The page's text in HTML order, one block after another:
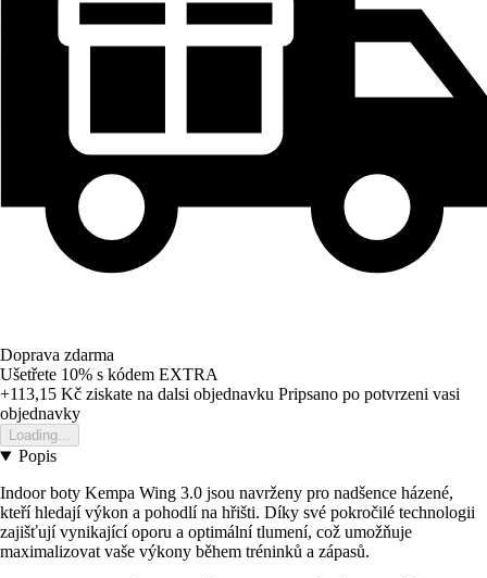
Doprava zdarma
Ušetřete 10% s kódem EXTRA
+113,15 Kč ziskate na dalsi objednavku Pripsano po potvrzeni vasi
objednavky
Loading...
Popis
Indoor boty Kempa Wing 3.0 jsou navrženy pro nadšence házené,
kteří hledají výkon a pohodlí na hřišti. Díky své pokročilé technologii
zajišťují vynikající oporu a optimální tlumení, což umožňuje
maximalizovat vaše výkony během tréninků a zápasů.